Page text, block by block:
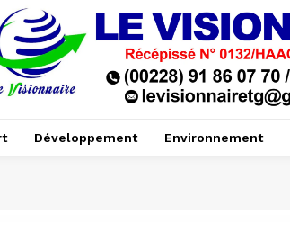
Développement Environnement